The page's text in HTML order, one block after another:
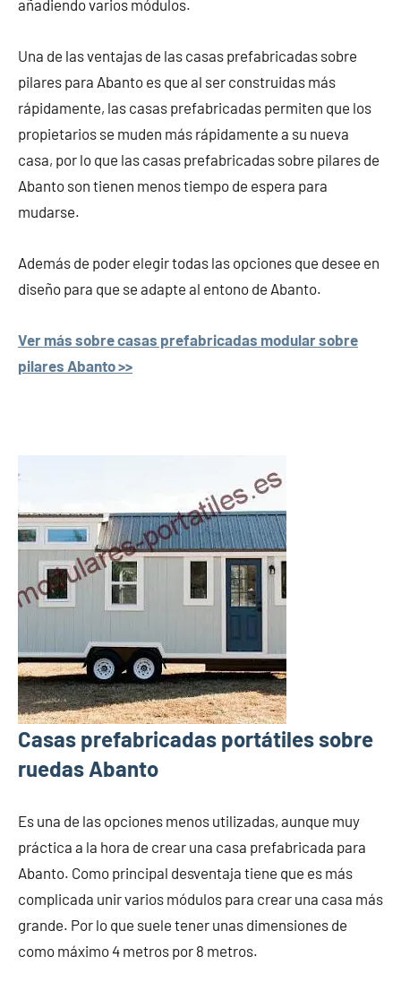
añadiendo varios módulos.
Una de las ventajas de las casas prefabricadas sobre
pilares para Abanto es que al ser construidas más
rápidamente, las casas prefabricadas permiten que los
propietarios se muden más rápidamente a su nueva
casa, por lo que las casas prefabricadas sobre pilares de
Abanto son tienen menos tiempo de espera para
mudarse.
Además de poder elegir todas las opciones que desee en
diseño para que se adapte al entono de Abanto.
Ver más sobre casas prefabricadas modular sobre
pilares Abanto >>
Casas prefabricadas portátiles sobre
ruedas Abanto
Es una de las opciones menos utilizadas, aunque muy
práctica a la hora de crear una casa prefabricada para
Abanto. Como principal desventaja tiene que es más
complicada unir varios módulos para crear una casa más
grande. Por lo que suele tener unas dimensiones de
como máximo 4 metros por 8 metros.